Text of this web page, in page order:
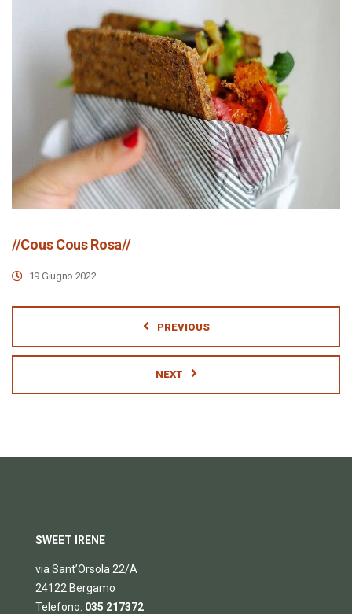
//Cous Cous Rosa//
19 Giugno 2022
PREVIOUS
NEXT
SWEET IRENE
via Sant’Orsola 22/A
24122 Bergamo
Telefono: 035 217372